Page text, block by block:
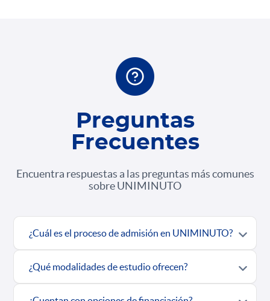
Preguntas
Frecuentes
Encuentra respuestas a las preguntas más comunes
sobre UNIMINUTO
¿Cuál es el proceso de admisión en UNIMINUTO?
¿Qué modalidades de estudio ofrecen?